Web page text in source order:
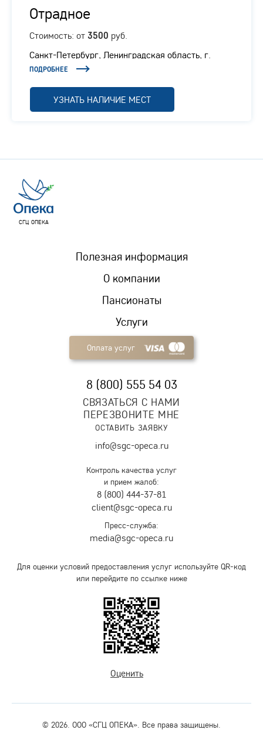
Отрадное
Стоимость: от 3500 руб.
Санкт-Петербург, Ленинградская область, г.
Отрадное, Ленинградское шоссе, 1/1
ПОДРОБНЕЕ
УЗНАТЬ НАЛИЧИЕ МЕСТ
СГЦ ОПЕКА
Пансионаты
Услуги
Полезная информация
О компании
Оплата услуг
8 (800) 555 54 03
СВЯЗАТЬСЯ С НАМИ
ПЕРЕЗВОНИТЕ МНЕ
ОСТАВИТЬ ЗАЯВКУ
info@sgc-opeca.ru
Контроль качества услуг
и прием жалоб:
8 (800) 444-37-81
client@sgc-opeca.ru
Пресс-служба:
media@sgc-opeca.ru
Для оценки условий предоставления услуг используйте QR-код
или перейдите по ссылке ниже
Оценить
© 2026. ООО «СГЦ ОПЕКА». Все права защищены.